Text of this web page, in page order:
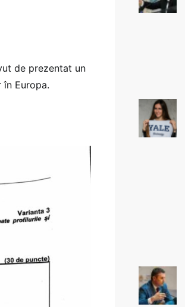
de prezentat un
Europa.